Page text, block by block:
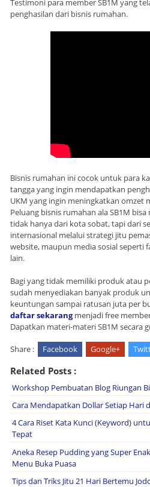
Testimoni para member SB1M yang
penghasilan dari bisnis rumahan.
Bisnis rumahan ini cocok untuk para
tangga yang ingin mendapatkan
UKM yang ingin meningkatkan omzet
Peluang bisnis rumahan ala SB1M
tidak hanya dari kota sobat, tapi dari
internasional melalui strategi jitu
website, maupun media sosial seperti
lain.
Bagi yang tidak memiliki produk atau
sudah menyediakan banyak produk
keuntungan sampai ratusan juta per
daftar sekarangmenjadi free
Dapatkan materi-materi SB1M secara
Share : Facebook Google+
Related Posts :
Workshop Pembuatan Blog Riungan
Cara Mendapatkan Dollar Setiap Hari
4 Cara Riset Kata Kunci (Keyword)
Tepat
Aneka Resep Pudding yang Super
Menu Buka Puasa
Tips dan Triks Jitu 21 Hari Bertemu